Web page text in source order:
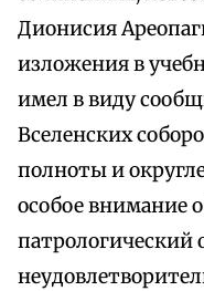
Дионисия
изложения в
имел в виду
Вселенских
полноты и
особое внимание
патрологический